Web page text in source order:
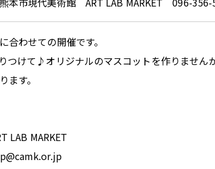
合わせての開催です。
つけて♪オリジナルのマスコットを作りません
ます。
LAB MARKET